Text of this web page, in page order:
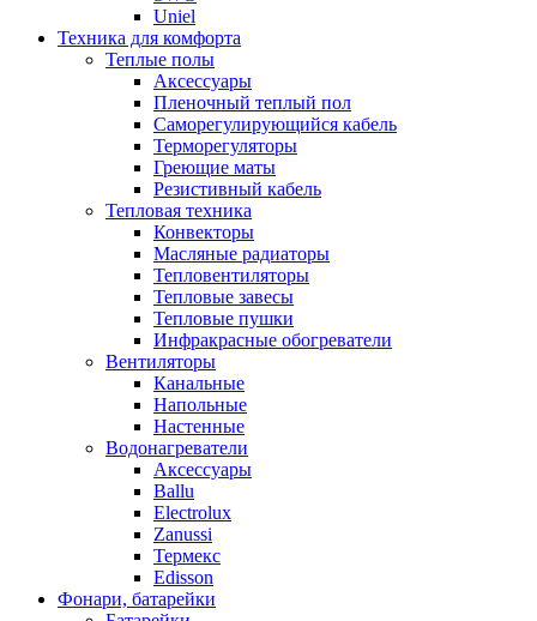
Uniel
Техника для комфорта
Теплые полы
Аксессуары
Пленочный теплый пол
Саморегулирующийся кабель
Терморегуляторы
Греющие маты
Резистивный кабель
Тепловая техника
Конвекторы
Масляные радиаторы
Тепловентиляторы
Тепловые завесы
Тепловые пушки
Инфракрасные обогреватели
Вентиляторы
Канальные
Напольные
Настенные
Водонагреватели
Аксессуары
Ballu
Electrolux
Zanussi
Термекс
Edisson
Фонари, батарейки